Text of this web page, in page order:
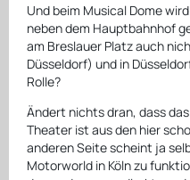
Und beim Musical Dome
neben dem Hauptbahnhof
am Breslauer Platz auch
Düsseldorf) und in
Rolle?
Ändert nichts dran, dass
Theater ist aus den hier
anderen Seite scheint ja
Motorworld in Köln zu